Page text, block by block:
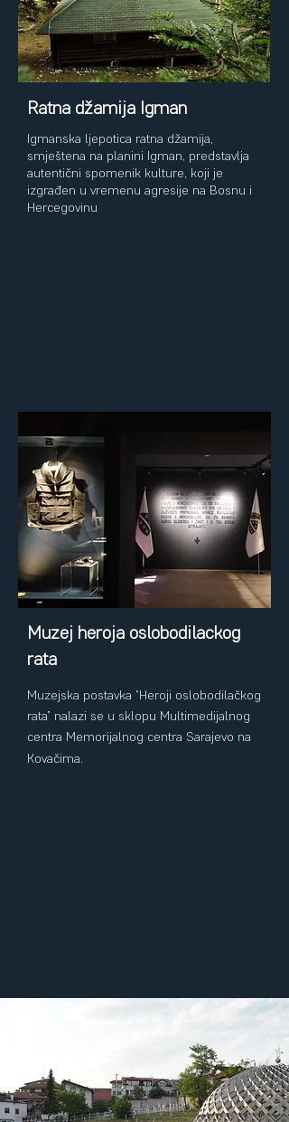
Ratna džamija Igman
Igmanska ljepotica ratna džamija,
smještena na planini Igman, predstavlja
autentični spomenik kulture, koji je
izgrađen u vremenu agresije na Bosnu i
Hercegovinu
Muzej heroja oslobodilačkog
rata
Muzejska postavka “Heroji oslobodilačkog
rata” nalazi se u sklopu Multimedijalnog
centra Memorijalnog centra Sarajevo na
Kovačima.